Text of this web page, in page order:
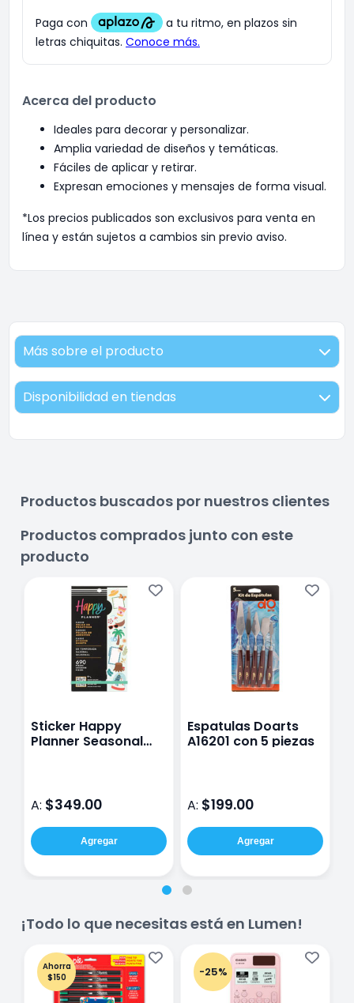
Acerca del producto
Ideales para decorar y personalizar.
Amplia variedad de diseños y temáticas.
Fáciles de aplicar y retirar.
Expresan emociones y mensajes de forma visual.
*Los precios publicados son exclusivos para venta en
línea y están sujetos a cambios sin previo aviso.
Más sobre el producto
Disponibilidad en tiendas
Productos buscados por nuestros clientes
Productos comprados junto con este
producto
Sticker Happy
Planner Seasonal
A: $349.00
Agregar
Espatulas Doarts
A16201 con 5 piezas
A: $199.00
Agregar
¡Todo lo que necesitas está en Lumen!
Ahorra
$150
-25%